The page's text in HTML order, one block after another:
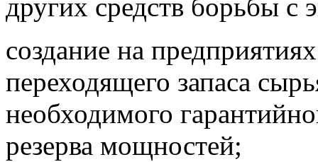
других средств борьбы с
создание на
переходящего запаса
необходимого
резерва мощностей;